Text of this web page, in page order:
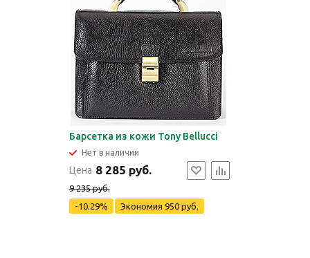
Барсетка из кожи Tony Bellucci
Нет в наличии
Цена 8 285 руб.
9 235 руб.
-10.29%
Экономия 950 руб.